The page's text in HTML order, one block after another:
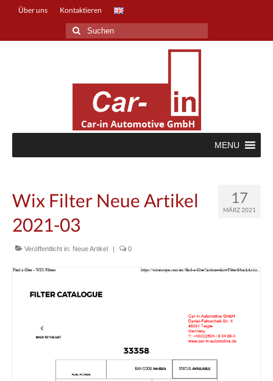
Über uns Kontaktieren
Suche
nach:
MENU
17
MÄRZ 2021
Wix Filter Neue Artikel
2021-03
Veröffentlicht in: Neue Artikel | 0